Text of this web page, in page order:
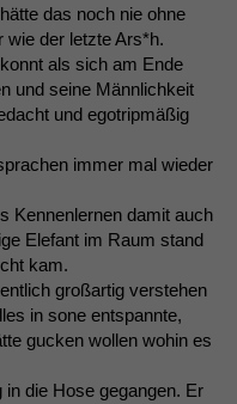
das noch nie ohne
der letzte Ars*h.
als sich am Ende
und seine Männlichkeit
und egotripmäßig
immer mal wieder
Kennenlernen damit auch
Elefant im Raum stand
kam.
großartig verstehen
in sone entspannte,
gucken wollen wohin es
die Hose gegangen. Er